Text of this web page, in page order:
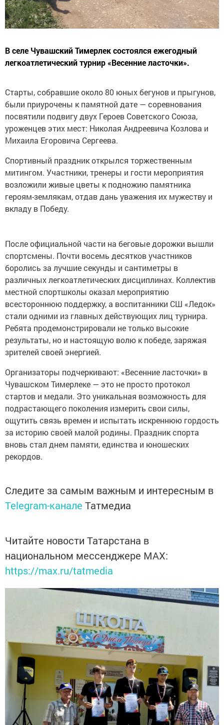
В селе Чувашский Тимерлек состоялся ежегодный
легкоатлетический турнир «Весенние ласточки».
Старты, собравшие около 80 юных бегунов и прыгунов,
были приурочены к памятной дате — соревнования
посвятили подвигу двух Героев Советского Союза,
уроженцев этих мест: Николая Андреевича Козлова и
Михаила Егоровича Сергеева.
Спортивный праздник открылся торжественным
митингом. Участники, тренеры и гости мероприятия
возложили живые цветы к подножию памятника
героям-землякам, отдав дань уважения их мужеству и
вкладу в Победу.
После официальной части на беговые дорожки вышли
спортсмены. Почти восемь десятков участников
боролись за лучшие секунды и сантиметры в
различных легкоатлетических дисциплинах. Коллектив
местной спортшколы оказал мероприятию
всестороннюю поддержку, а воспитанники СШ «Ледок»
стали одними из главных действующих лиц турнира.
Ребята продемонстрировали не только высокие
результаты, но и настоящую волю к победе, заряжая
зрителей своей энергией.
Организаторы подчеркивают: «Весенние ласточки» в
Чувашском Тимерлеке — это не просто протокол
стартов и медали. Это уникальная возможность для
подрастающего поколения измерить свои силы,
ощутить связь времен и испытать искреннюю гордость
за историю своей малой родины. Праздник спорта
вновь стал днем памяти, единства и юношеских
рекордов.
Следите за самым важным и интересным в
Telegram-канале Татмедиа
Читайте новости Татарстана в
национальном мессенджере MАХ:
https://max.ru/tatmedia